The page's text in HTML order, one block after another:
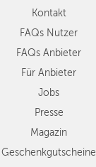
Kontakt
FAQs Nutzer
FAQs Anbieter
Für Anbieter
Jobs
Presse
Magazin
Geschenkgutscheine